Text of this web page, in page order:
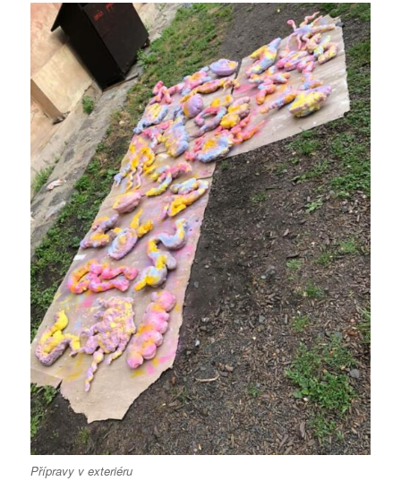
Přípravy v exteriéru